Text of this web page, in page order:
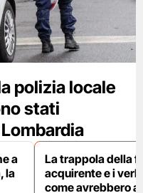
polizia locale
stati
a
la
La trappola della
acquirente e i
come avrebbero